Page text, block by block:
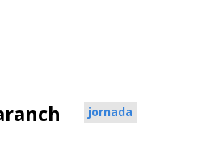
jornada